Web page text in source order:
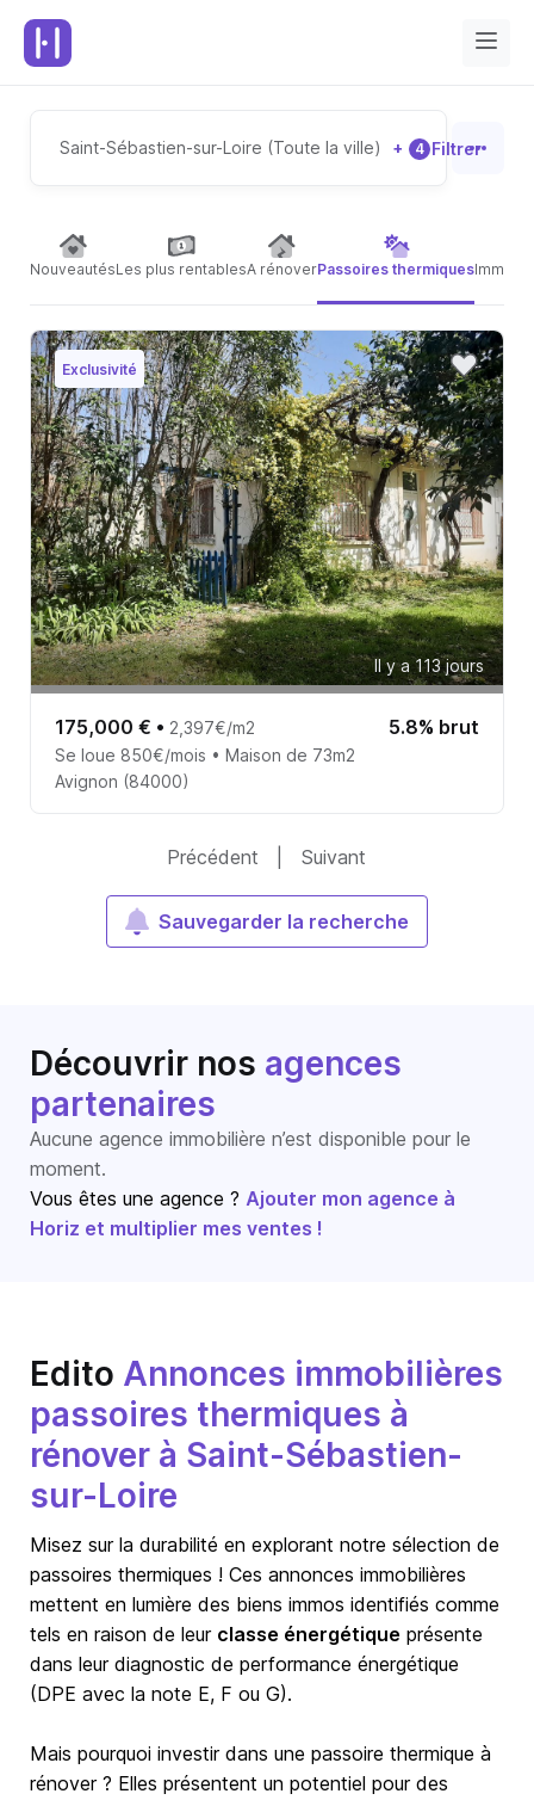
Saint-Sébastien-sur-Loire (Toute la ville) + 4 Filtrer
NouveautésLes plus rentablesA rénoverPassoires thermiques
Exclusivité
Il y a 113 jours
175,000 € • 2,397€/m2 5.8% brut
Se loue 850€/mois • Maison de 73m2
Avignon (84000)
Précédent Suivant
Sauvegarder la recherche
Découvrir nos agences
partenaires
Aucune agence immobilière n’est disponible pour le
moment.
Vous êtes une agence ? Ajouter mon agence à
Horiz et multiplier mes ventes !
Edito Annonces immobilières
passoires thermiques à
rénover à Saint-Sébastien-
sur-Loire
Misez sur la durabilité en explorant notre sélection de
passoires thermiques ! Ces annonces immobilières
mettent en lumière des biens immos identifiés comme
tels en raison de leur classe énergétique présente
dans leur diagnostic de performance énergétique
(DPE avec la note E, F ou G).
Mais pourquoi investir dans une passoire thermique à
rénover ? Elles présentent un potentiel pour des